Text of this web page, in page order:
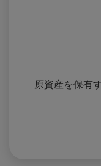
原資産を保有